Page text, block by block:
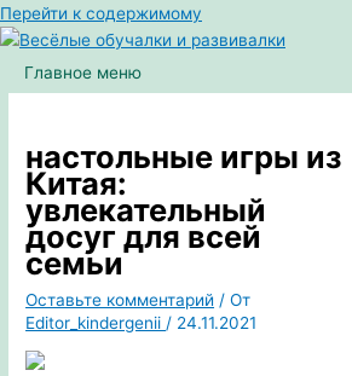
Перейти к содержимому
Главное меню
настольные игры из
Китая:
увлекательный
досуг для всей
семьи
Оставьте комментарий / От
Editor_kindergenii / 24.11.2021